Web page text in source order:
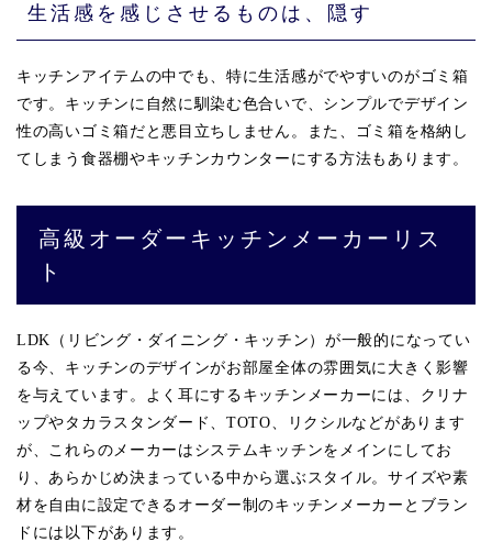
生活感を感じさせるものは、隠す
キッチンアイテムの中でも、特に生活感がでやすいのがゴミ箱
です。キッチンに自然に馴染む色合いで、シンプルでデザイン
性の高いゴミ箱だと悪目立ちしません。また、ゴミ箱を格納し
てしまう食器棚やキッチンカウンターにする方法もあります。
高級オーダーキッチンメーカーリス
ト
LDK（リビング・ダイニング・キッチン）が一般的になってい
る今、キッチンのデザインがお部屋全体の雰囲気に大きく影響
を与えています。よく耳にするキッチンメーカーには、クリナ
ップやタカラスタンダード、TOTO、リクシルなどがあります
が、これらのメーカーはシステムキッチンをメインにしてお
り、あらかじめ決まっている中から選ぶスタイル。サイズや素
材を自由に設定できるオーダー制のキッチンメーカーとブラン
ドには以下があります。